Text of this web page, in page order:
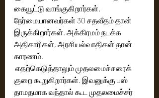
கையூட்டு வாங்குகிறார்கள்.
நேர்மையானவர்கள் 30 சதவீதம் தான்
இருக்கிறார்கள். அக்கிரமம் நடக்க
அதிகாரிகள், அரசியல்வாதிகள் தான்
காரணம்.
குறை கூறுகிறார்கள். இவனுக்கு பஸ்
தாமதமாக வந்தால் கூட முதலமைச்சர்